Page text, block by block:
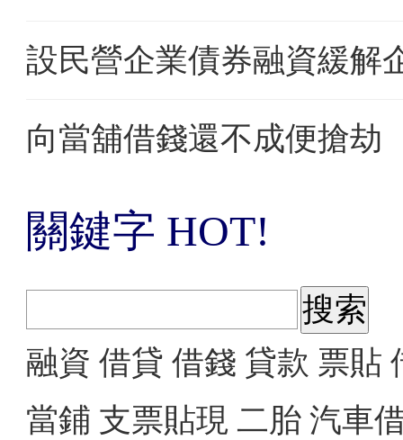
設民營企業債券融資緩解
向當舖借錢還不成便搶劫
關鍵字 HOT!
融資 借貸 借錢 貸款 票貼
當鋪 支票貼現 二胎 汽車